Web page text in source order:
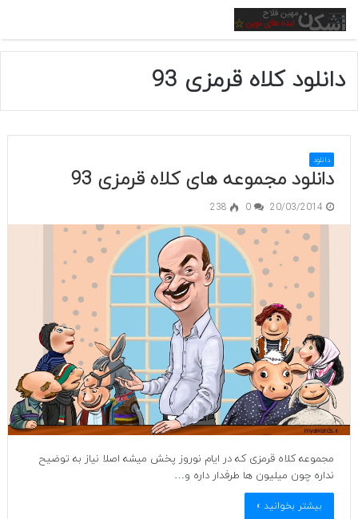
منو
دانلود کلاه قرمزی 93
دانلود
دانلود مجموعه های کلاه قرمزی 93
20/03/2014
0
238
مجموعه کلاه قرمزی که در ایام نوروز پخش میشه اصلا نیاز به توضیح
نداره چون میلیون ها طرفدار داره و…
بیشتر بخوانید »